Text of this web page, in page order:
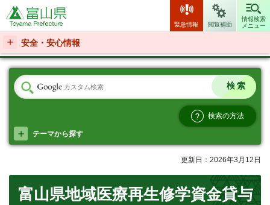
富山県
緊急情報 閲覧補助
情報検索
メニュー
安全・安心情報
検索の方法
テーマから探す
更新日：2026年3月12日
富山県地域医療再生修学資金貸与